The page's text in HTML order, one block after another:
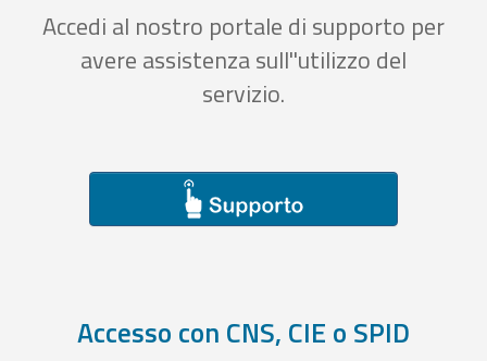
Accedi al nostro portale di supporto per
avere assistenza sull''utilizzo del
servizio.
Accesso con CNS, CIE o SPID